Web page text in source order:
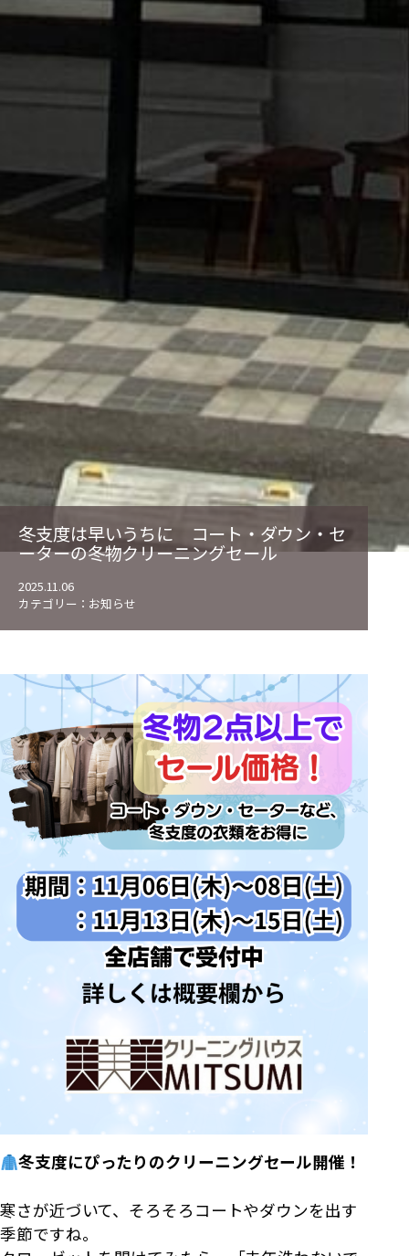
冬支度は早いうちに コート・ダウン・セ
ーターの冬物クリーニングセール
2025.11.06
カテゴリー： お知らせ
冬支度にぴったりのクリーニングセール開催！
寒さが近づいて、そろそろコートやダウンを出す
季節ですね。